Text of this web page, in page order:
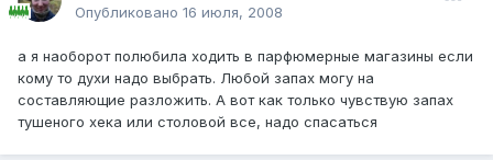
Опубликовано 16 июля, 2008
а я наоборот полюбила ходить в парфюмерные магазины если
кому то духи надо выбрать. Любой запах могу на
составляющие разложить. А вот как только чувствую запах
тушеного хека или столовой все, надо спасаться